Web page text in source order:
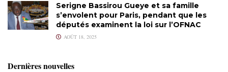
Serigne Bassirou Gueye et sa famille
s’envolent pour Paris, pendant que les
députés examinent la loi sur l’OFNAC
AOÛT 18, 2025
Dernières nouvelles